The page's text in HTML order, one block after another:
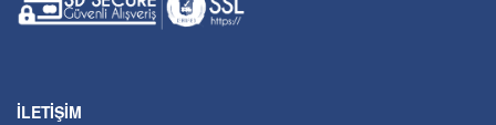
Güzel Sanatlar
İşletme ve Yönetim
İLETİŞİM